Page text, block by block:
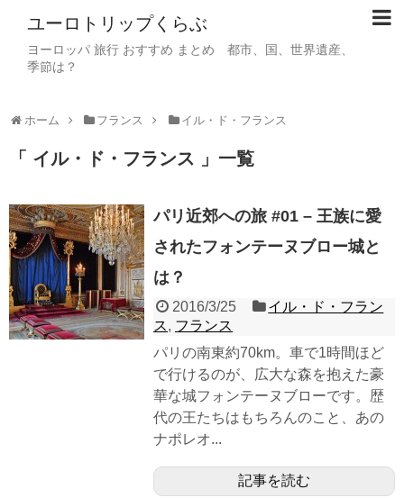
ユーロトリップくらぶ
ヨーロッパ 旅行 おすすめ まとめ 都市、国、世界遺産、
季節は？
ホーム フランス イル・ド・フランス
「 イル・ド・フランス 」一覧
パリ近郊への旅 #01 – 王族に愛
されたフォンテーヌブロー城と
は？
2016/3/25
イル・ド・フラン
ス, フランス
パリの南東約70km。車で1時間ほど
で行けるのが、広大な森を抱えた豪
華な城フォンテーヌブローです。歴
代の王たちはもちろんのこと、あの
ナポレオ...
記事を読む